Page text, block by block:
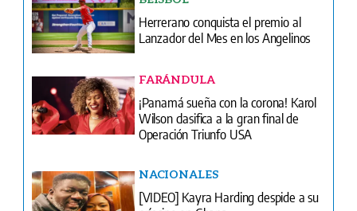
Herrerano conquista el premio al
Lanzador del Mes en los Angelinos
FARÁNDULA
¡Panamá sueña con la corona! Karol
Wilson clasifica a la gran final de
Operación Triunfo USA
NACIONALES
[VIDEO] Kayra Harding despide a su